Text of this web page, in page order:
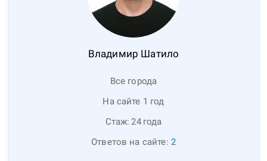
Владимир Шатило
Все города
На сайте 1 год
Стаж: 24 года
Ответов на сайте: 2